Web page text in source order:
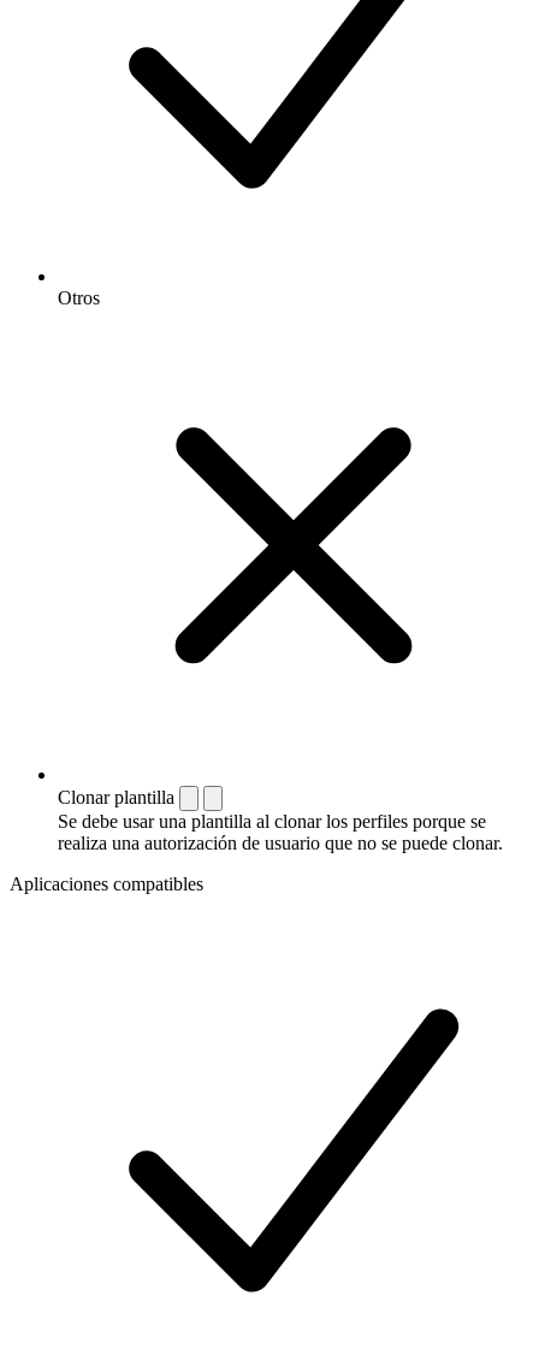
Otros
Clonar plantilla
Se debe usar una plantilla al clonar los perfiles porque se
realiza una autorización de usuario que no se puede clonar.
Aplicaciones compatibles